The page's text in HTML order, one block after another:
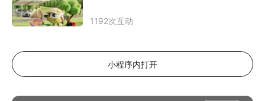
1192次互动
小程序内打开